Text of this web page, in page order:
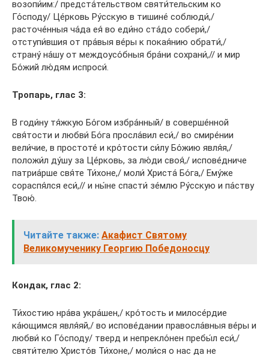
возопи́им:/ предста́тельством святи́тельским ко
Го́споду/ Це́рковь Ру́сскую в тишине́ соблюди́,/
расточе́нныя ча́да ея́ во еди́но ста́до собери́,/
отступи́вшия от пра́выя ве́ры к покая́нию обрати́,/
страну́ на́шу от междоусо́бныя бра́ни сохрани́,// и мир
Бо́жий лю́дям испроси́.
Тропарь, глас 3:
В годи́ну тя́жкую Бо́гом избpа́нный/ в совеpше́нной
свя́тости и любви́ Бо́га пpосла́вил еси́,/ во смиpе́нии
вели́чие, в пpостоте́ и кpо́тости си́лу Бо́жию явля́я,/
положи́л ду́шу за Це́pковь, за лю́ди своя́,/ испове́дниче
патpиа́pше свя́те Ти́хоне,/ моли́ Хpиста́ Бо́га,/ Ему́же
соpаспя́лся еси́,// и ны́не спасти́ зе́млю Ру́сскую и па́ству
Твою́.
Читайте также: Акафист Святому
Великомученику Георгию Победоносцу
Кондак, глас 2:
Ти́хостию нра́ва укра́шен,/ кро́тость и милосе́рдие
ка́ющимся явля́яй,/ во испове́дании правосла́вныя ве́ры и
любви́ ко Го́споду/ тверд и непрекло́нен пребы́л еси́,/
святи́телю Христо́в Ти́хоне,/ моли́ся о нас да не